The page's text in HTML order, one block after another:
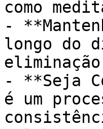
como
-
longo do
- **Seja
é um